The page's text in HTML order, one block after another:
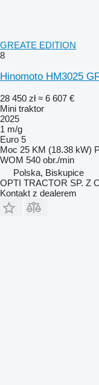
GREATE EDITION
8
Hinomoto HM3025
28 450 zł ≈ 6 607 €
Mini traktor
2025
1 m/g
Euro 5
Moc 25 KM (18.38 kW)
WOM 540 obr./min
Polska, Biskupice
OPTI TRACTOR SP. Z
Kontakt z dealerem